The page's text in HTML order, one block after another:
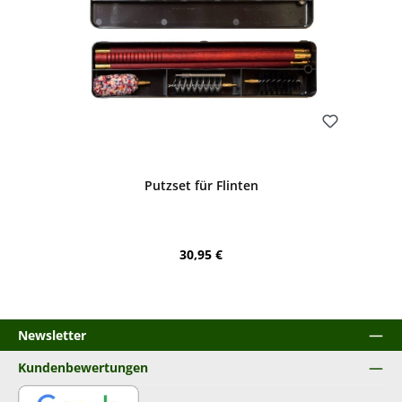
Putzset für Flinten
Regulärer Preis:
30,95 €
Newsletter
Kundenbewertungen